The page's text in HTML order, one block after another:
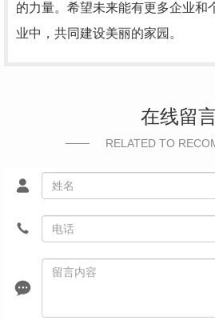
的力量。希望未来能有更多企业和
业中，共同建设美丽的家园。
在线留
RELATED TO